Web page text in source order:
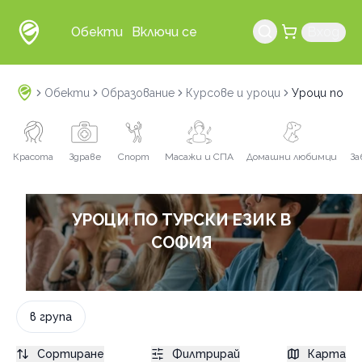
Обекти Включи се
Обекти Образование Курсове и уроци Уроци по
Красота Здраве Спорт Масажи и СПА Домашни любимци
УРОЦИ ПО ТУРСКИ ЕЗИК В
СОФИЯ
в група
Сортиране Филтрирай Карта